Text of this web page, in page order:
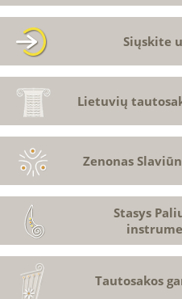
Siųskite
Lietuvių
Zenonas
Stasys
Tautosakos